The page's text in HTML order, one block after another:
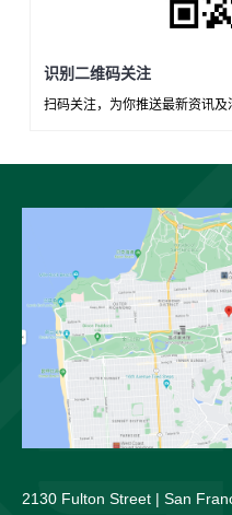
识别二维码关注
扫码关注，为你推送最新资讯及
2130 Fulton Street | San